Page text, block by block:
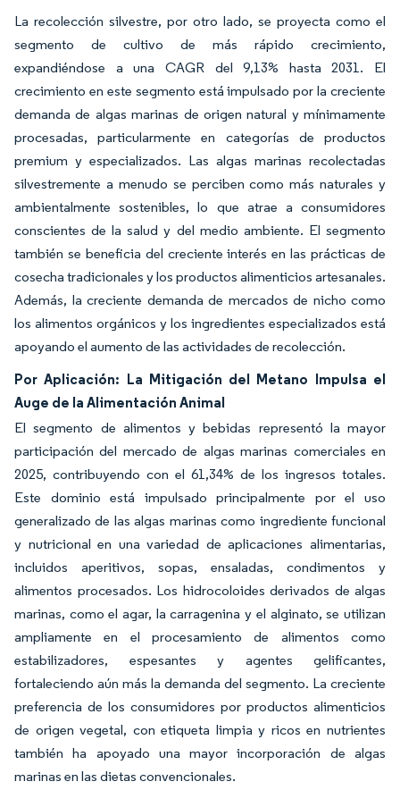
La recolección silvestre, por otro lado, se proyecta como el
segmento de cultivo de más rápido crecimiento,
expandiéndose a una CAGR del 9,13% hasta 2031. El
crecimiento en este segmento está impulsado por la creciente
demanda de algas marinas de origen natural y mínimamente
procesadas, particularmente en categorías de productos
premium y especializados. Las algas marinas recolectadas
silvestremente a menudo se perciben como más naturales y
ambientalmente sostenibles, lo que atrae a consumidores
conscientes de la salud y del medio ambiente. El segmento
también se beneficia del creciente interés en las prácticas de
cosecha tradicionales y los productos alimenticios artesanales.
Además, la creciente demanda de mercados de nicho como
los alimentos orgánicos y los ingredientes especializados está
apoyando el aumento de las actividades de recolección.
Por Aplicación: La Mitigación del Metano Impulsa el
Auge de la Alimentación Animal
El segmento de alimentos y bebidas representó la mayor
participación del mercado de algas marinas comerciales en
2025, contribuyendo con el 61,34% de los ingresos totales.
Este dominio está impulsado principalmente por el uso
generalizado de las algas marinas como ingrediente funcional
y nutricional en una variedad de aplicaciones alimentarias,
incluidos aperitivos, sopas, ensaladas, condimentos y
alimentos procesados. Los hidrocoloides derivados de algas
marinas, como el agar, la carragenina y el alginato, se utilizan
ampliamente en el procesamiento de alimentos como
estabilizadores, espesantes y agentes gelificantes,
fortaleciendo aún más la demanda del segmento. La creciente
preferencia de los consumidores por productos alimenticios
de origen vegetal, con etiqueta limpia y ricos en nutrientes
también ha apoyado una mayor incorporación de algas
marinas en las dietas convencionales.